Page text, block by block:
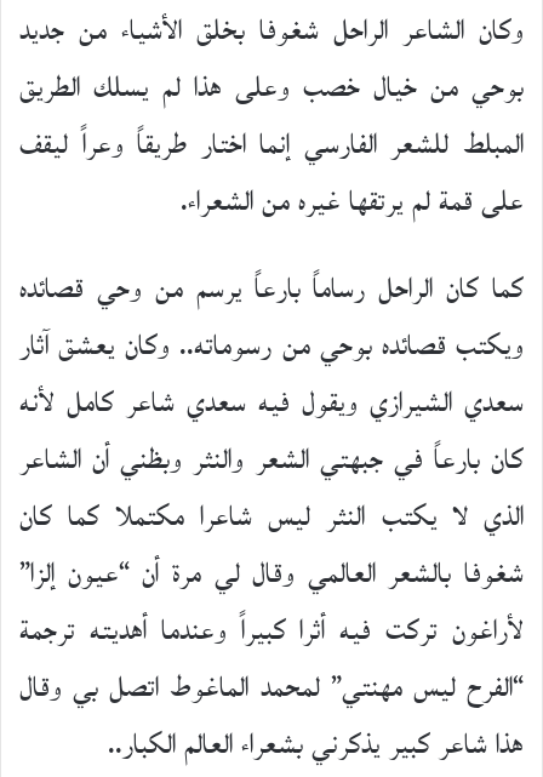
وكان الشاعر الراحل شغوفا بخلق الأشياء من جديد
بوحي من خيال خصب وعلى هذا لم يسلك الطريق
المبلط للشعر الفارسي إنما اختار طريقاً وعراً ليقف
على قمة لم يرتقها غيره من الشعراء.
کما کان الراحل رساماً بارعاً یرسم من وحي قصائده
ويكتب قصائده بوحي من رسوماته.. وكان يعشق آثار
سعدي الشيرازي ويقول فيه سعدي شاعر كامل لأنه
كان بارعاً في جبهتي الشعر والنثر وبظني أن الشاعر
الذي لا يكتب النثر ليس شاعرا مكتملا كما كان
شغوفا بالشعر العالمي وقال لي مرة أن “عيون إلزا”
لأراغون تركت فيه أثرا كبيراً وعندما أهديته ترجمة
“الفرح ليس مهنتي” لمحمد الماغوط اتصل بي وقال
هذا شاعر كبير يذكرني بشعراء العالم الكبار..